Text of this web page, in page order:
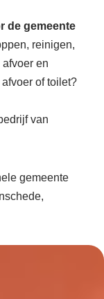
de gemeente
reinigen,
en
of toilet?
van
gemeente